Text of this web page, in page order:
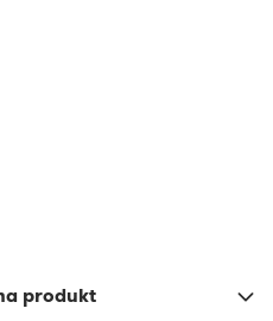
produkt